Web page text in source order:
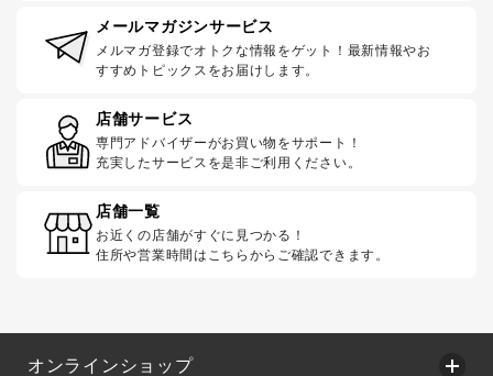
メールマガジンサービス
メルマガ登録でオトクな情報をゲット！最新情報やお
すすめトピックスをお届けします。
店舗サービス
専門アドバイザーがお買い物をサポート！
充実したサービスを是非ご利用ください。
店舗一覧
お近くの店舗がすぐに見つかる！
住所や営業時間はこちらからご確認できます。
オンラインショップ